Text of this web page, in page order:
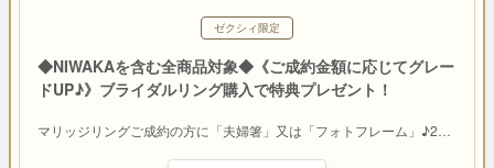
ゼクシィ限定
◆NIWAKAを含む全商品対象◆《ご成約金額に応じてグレー
ドUP♪》ブライダルリング購入で特典プレゼント！
マリッジリングご成約の方に「夫婦箸」又は「フォトフレーム」♪2…